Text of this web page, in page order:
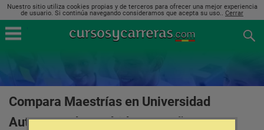
Nuestro sitio utiliza cookies propias y de terceros para ofrecer una mejor experiencia
de usuario. Si continúa navegando consideramos que acepta su uso.. Cerrar
Compara Maestrías en Universidad
Autonoma de Madrid en España